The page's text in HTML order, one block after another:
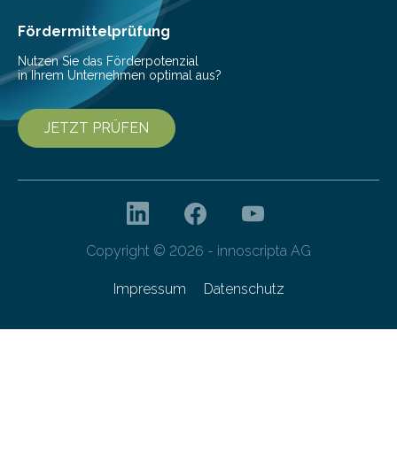
amphibius) in Mitteleuropa vor ungefähr…
Fördermittelprüfung
Nutzen Sie das Förderpotenzial
in Ihrem Unternehmen optimal aus?
JETZT PRÜFEN
Copyright © 2026 - innoscripta AG
Impressum Datenschutz